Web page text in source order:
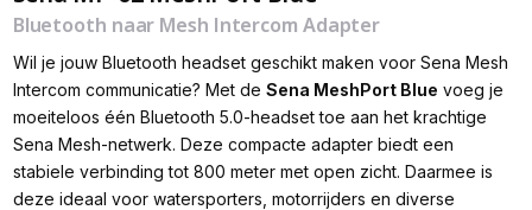
Bluetooth naar Mesh Intercom Adapter
Wil je jouw Bluetooth headset geschikt maken voor Sena Mesh
Intercom communicatie? Met de Sena MeshPort Blue voeg je
moeiteloos één Bluetooth 5.0-headset toe aan het krachtige
Sena Mesh-netwerk. Deze compacte adapter biedt een
stabiele verbinding tot 800 meter met open zicht. Daarmee is
deze ideaal voor watersporters, motorrijders en diverse